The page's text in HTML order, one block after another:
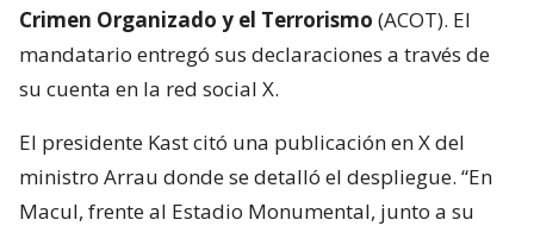
Crimen Organizado y el Terrorismo (ACOT). El
mandatario entregó sus declaraciones a través de
su cuenta en la red social X.
El presidente Kast citó una publicación en X del
ministro Arrau donde se detalló el despliegue. “En
Macul, frente al Estadio Monumental, junto a su